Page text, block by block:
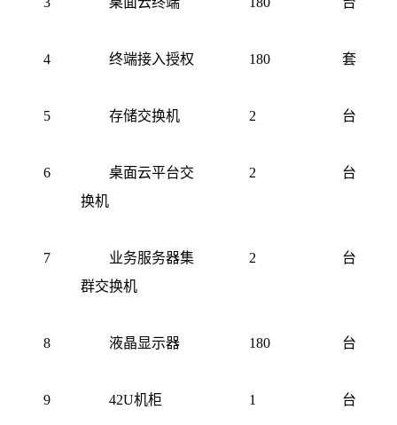
4 终端接入授权 180 套
5 存储交换机 2 台
6
桌面云平台交
换机
2 台
7
业务服务器集
群交换机
2 台
8 液晶显示器 180 台
9 42U机柜 1 台